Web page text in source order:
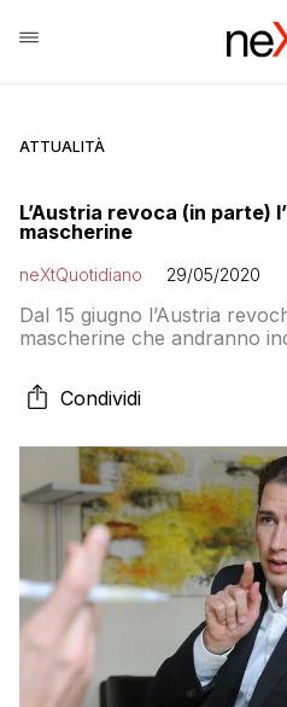
ATTUALITÀ
L’Austria revoca (in parte)
mascherine
neXtQuotidiano 29/05/2020
Dal 15 giugno l’Austria
mascherine che andranno
farmacie) e per i servizi
distanza minima di un metro,
Condividi